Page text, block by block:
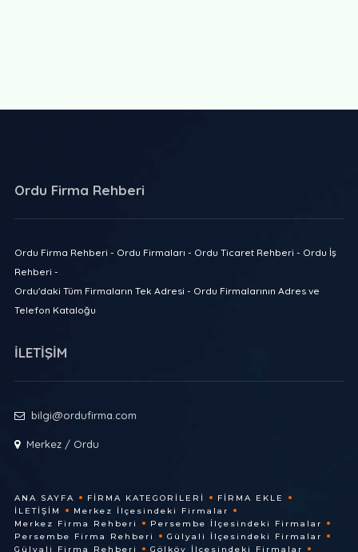
Ordu Firma Rehberi
Ordu Firma Rehberi - Ordu Firmaları - Ordu Ticaret Rehberi - Ordu İş
Rehberi -
Ordu'daki Tüm Firmaların Tek Adresi - Ordu Firmalarının Adres ve
Telefon Kataloğu
İLETİŞİM
bilgi@ordufirma.com
Merkez / Ordu
ANA SAYFA FIRMA KATEGORILERI
FIRMA EKLE
İLETIŞIM
Merkez İlçesindeki Firmalar
Merkez Firma Rehberi
Persembe İlçesindeki Firmalar
Persembe Firma Rehberi
Gülyali İlçesindeki Firmalar
Gülyali Firma Rehberi
Gölköy İlçesindeki Firmalar